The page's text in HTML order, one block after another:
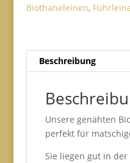
|
azurblau
Menge
Biothaneleinen,
Beschreibung
Unsere genähten
perfekt für
Sie liegen gut in